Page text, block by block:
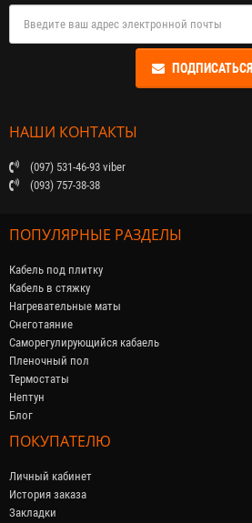
ПОДПИСАТЬСЯ
НАШИ КОНТАКТЫ
(097) 531-46-93 viber
(093) 757-38-38
ПОПУЛЯРНЫЕ РАЗДЕЛЫ
Кабель под плитку
Кабель в стяжку
Нагревательные маты
Снеготаяние
Саморегулирующийся кабaель
Пленочный пол
Термостаты
Нептун
Блог
ПОКУПАТЕЛЮ
Личный кабинет
История заказа
Закладки